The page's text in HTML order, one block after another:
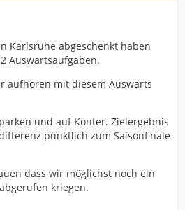
Karlsruhe abgeschenkt haben
Auswärtsaufgaben.
aufhören mit diesem Auswärts
und auf Konter. Zielergebnis
pünktlich zum Saisonfinale
dass wir möglichst noch ein
kriegen.